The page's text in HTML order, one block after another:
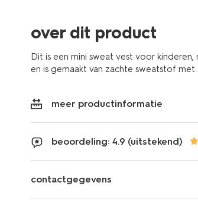
over dit product
Dit is een mini sweat vest voor
en is gemaakt van zachte sweatstof
meer productinformatie
beoordeling: 4.9 (uitstekend)
contactgegevens